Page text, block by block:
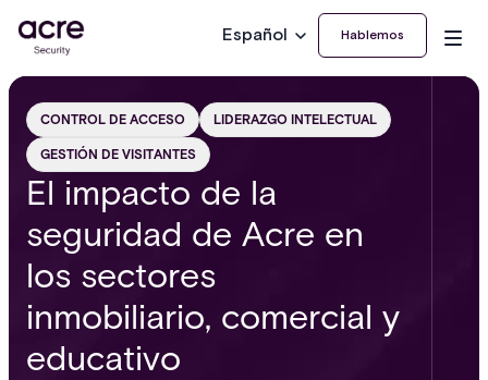
Español Hablemos
CONTROL DE ACCESO LIDERAZGO INTELECTUAL
GESTIÓN DE VISITANTES
El impacto de la
seguridad de Acre en
los sectores
inmobiliario, comercial y
educativo